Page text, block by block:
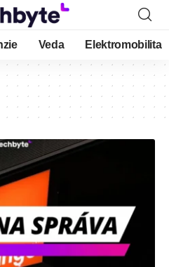
Veda Elektromobilita